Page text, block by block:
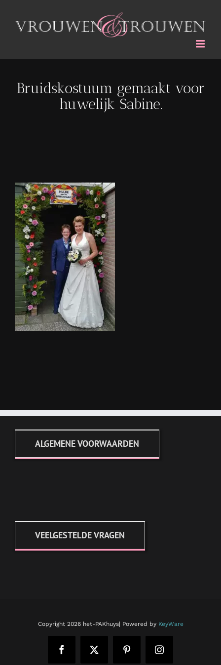
naar
inhoud
Bruidskostuum gemaakt voor
huwelijk Sabine.
ALGEMENE VOORWAARDEN
VEELGESTELDE VRAGEN
Copyright 2026 het-PAKhuys| Powered by KeyWare
FacebookX PinterestInstagram